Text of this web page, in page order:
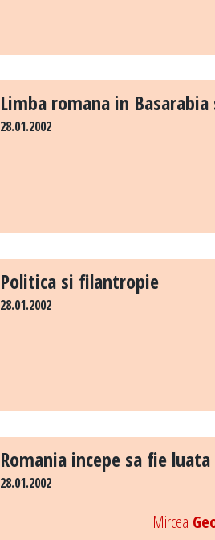
Limba romana in
28.01.2002
Politica si filantropie
28.01.2002
Romania incepe sa fie
28.01.2002
Mircea